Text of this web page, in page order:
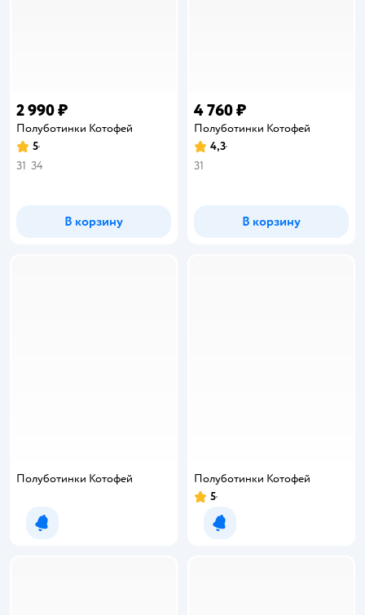
2 990 ₽
Полуботинки Котофей
Рейтинг:
5
31 34
В корзину
4 760 ₽
Полуботинки Котофей
Рейтинг:
4,3
31
В корзину
Полуботинки Котофей
Уведомить о появлении
Полуботинки Котофей
Рейтинг:
5
Уведомить о появлении